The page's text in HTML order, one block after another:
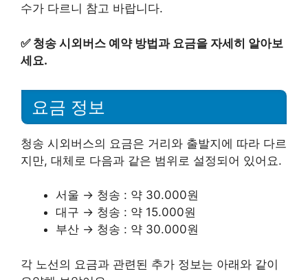
수가 다르니 참고 바랍니다.
✅ 청송 시외버스 예약 방법과 요금을 자세히 알아보
세요.
요금 정보
청송 시외버스의 요금은 거리와 출발지에 따라 다르
지만, 대체로 다음과 같은 범위로 설정되어 있어요.
서울 → 청송 : 약 30.000원
대구 → 청송 : 약 15.000원
부산 → 청송 : 약 30.000원
각 노선의 요금과 관련된 추가 정보는 아래와 같이